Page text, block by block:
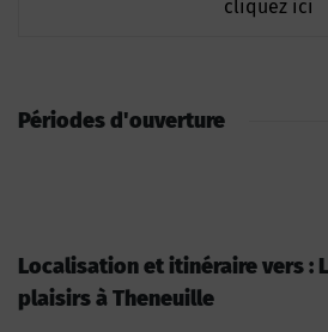
cliquez ici
Périodes d'ouverture
Localisation et itinéraire vers :
plaisirs à Theneuille